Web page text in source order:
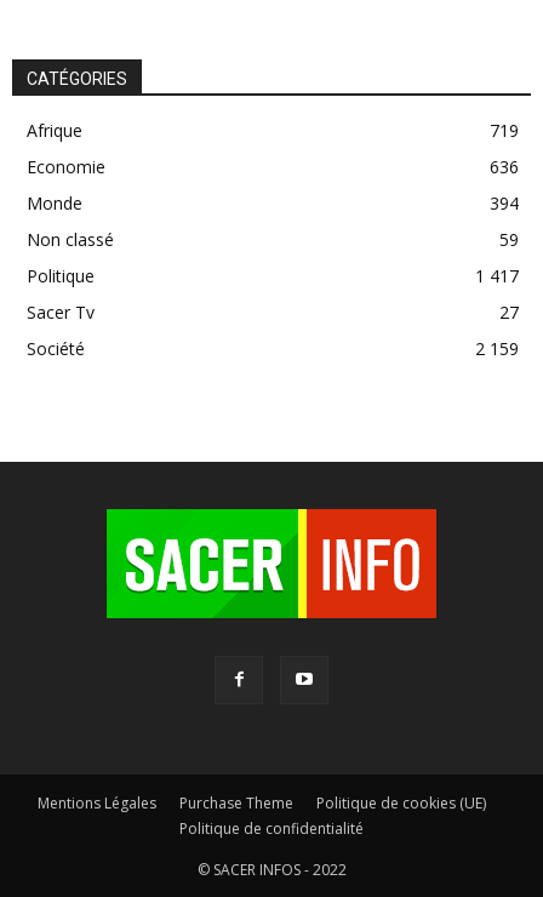
CATÉGORIES
Afrique
719
Economie
636
Monde
394
Non classé
59
Politique
1 417
Sacer Tv
27
Société
2 159
Mentions Légales Purchase Theme
Politique de cookies (UE)
Politique de confidentialité
© SACER INFOS - 2022